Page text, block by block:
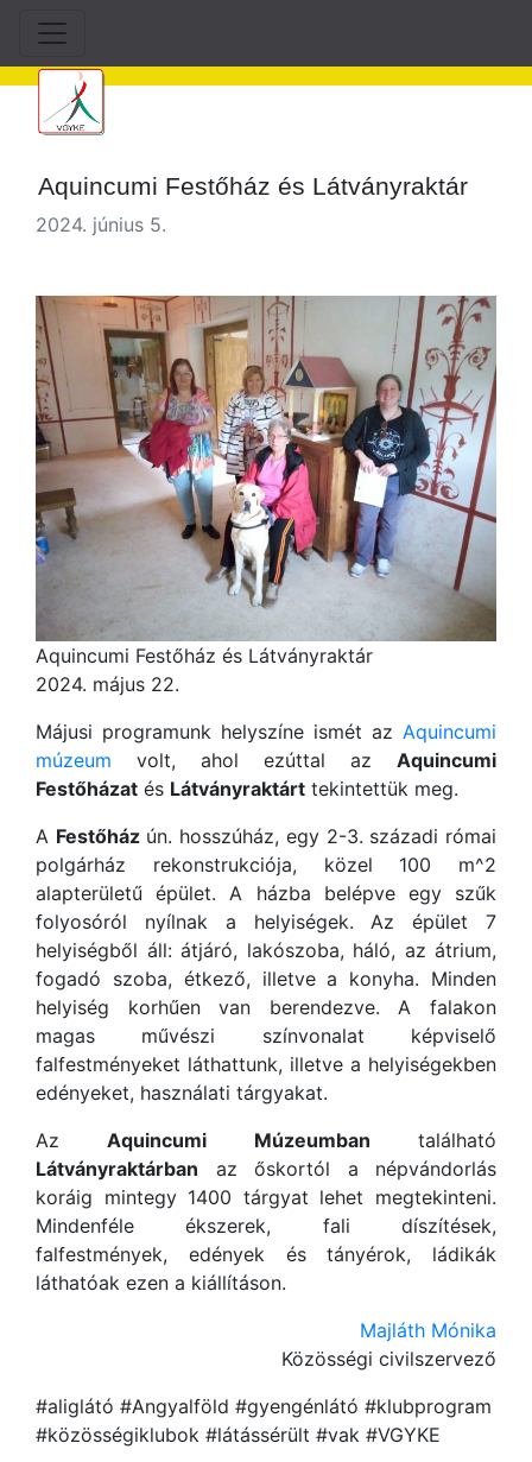
Aquincumi Festőház és Látványraktár
2024. június 5.
Aquincumi Festőház és Látványraktár
2024. május 22.
Májusi programunk helyszíne ismét az Aquincumi
múzeum volt, ahol ezúttal az Aquincumi
Festőházat és Látványraktárt tekintettük meg.
A Festőházún. hosszúház, egy 2-3. századi római
polgárház rekonstrukciója, közel 100 m^2
alapterületű épület. A házba belépve egy szűk
folyosóról nyílnak a helyiségek. Az épület 7
helyiségből áll: átjáró, lakószoba, háló, az átrium,
fogadó szoba, étkező, illetve a konyha. Minden
helyiség korhűen van berendezve. A falakon
magas művészi színvonalat képviselő
falfestményeket láthattunk, illetve a helyiségekben
edényeket, használati tárgyakat.
AzAquincumi Múzeumban található
Látványraktárban az őskortól a népvándorlás
koráig mintegy 1400 tárgyat lehet megtekinteni.
Mindenféle ékszerek, fali díszítések,
falfestmények, edények és tányérok, ládikák
láthatóak ezen a kiállításon.
Majláth Mónika
Közösségi civilszervező
#aliglátó #Angyalföld #gyengénlátó #klubprogram
#közösségiklubok #látássérült #vak #VGYKE